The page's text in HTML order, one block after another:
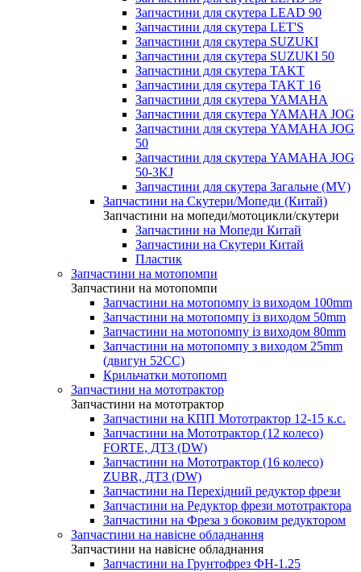
Запчастини для скутера LEAD 90
Запчастини для скутера LET'S
Запчастини для скутера SUZUKI
Запчастини для скутера SUZUKI 50
Запчастини для скутера TAKT
Запчастини для скутера TAKT 16
Запчастини для скутера YAMAHA
Запчастини для скутера YAMAHA JOG
Запчастини для скутера YAMAHA JOG
50
Запчастини для скутера YAMAHA JOG
50-3KJ
Запчастини для скутера Загальне (MV)
Запчастини на Скутери/Мопеди (Китай)
Запчастини на мопеди/мотоцикли/скутери
Запчастини на Мопеди Китай
Запчастини на Скутери Китай
Пластик
Запчастини на мотопомпи
Запчастини на мотопомпи
Запчастини на мотопомпу із виходом 100mm
Запчастини на мотопомпу із виходом 50mm
Запчастини на мотопомпу із виходом 80mm
Запчастини на мотопомпу з виходом 25mm
(двигун 52CC)
Крильчатки мотопомп
Запчастини на мототрактор
Запчастини на мототрактор
Запчастини на КПП Мототрактор 12-15 к.с.
Запчастини на Мототрактор (12 колесо)
FORTE, ДТЗ (DW)
Запчастини на Мототрактор (16 колесо)
ZUBR, ДТЗ (DW)
Запчастини на Перехідний редуктор фрези
Запчастини на Редуктор фрези мототрактора
Запчастини на Фреза з боковим редуктором
Запчастини на навісне обладнання
Запчастини на навісне обладнання
Запчастини на Грунтофрез ФН-1.25